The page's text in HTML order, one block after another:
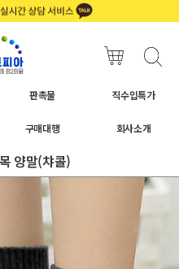
판촉물 직수입특가
구매대행 회사소개
양말(챠콜)